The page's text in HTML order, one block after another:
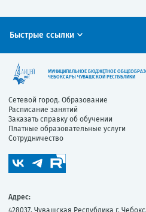
Быстрые ссылки
МУНИЦИПАЛЬНОЕ БЮДЖЕТНОЕ
ЧЕБОКСАРЫ ЧУВАШСКОЙ РЕСПУБЛИКИ
Сетевой город. Образование
Расписание занятий
Заказать справку об обучении
Платные образовательные услуги
Сотрудничество
Адрес:
428037, Чувашская Республика г.